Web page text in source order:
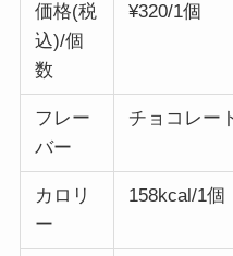
価格(税
込)/個
数
¥320/1個
フレー
バー
チョコレー
カロリ
ー
158kcal/1個